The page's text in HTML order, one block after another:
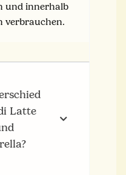
und innerhalb
verbrauchen.
Latte